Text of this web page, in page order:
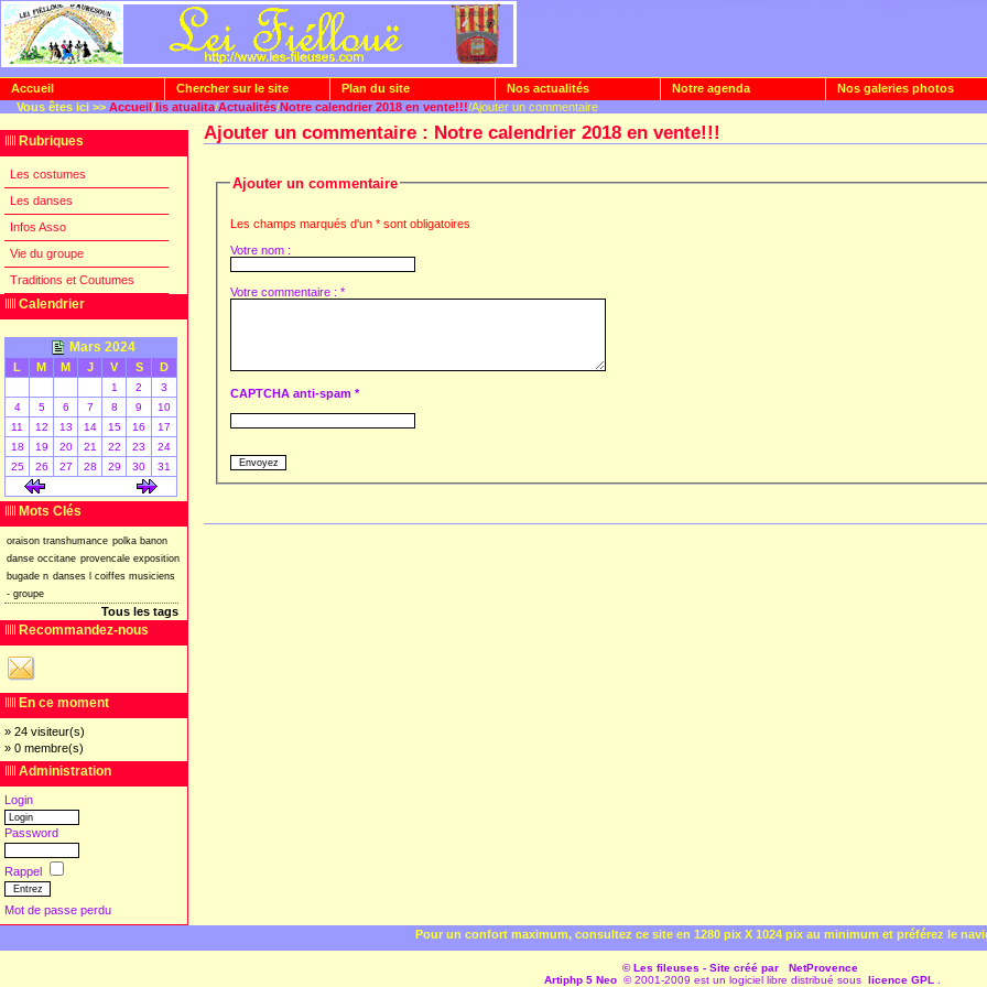
Accueil Chercher sur le site Plan du site Nos actualités Notre agenda Nos galeries photos
Vous êtes ici >> Accueil/lis atualita/Actualités/Notre calendrier 2018 en vente!!!/Ajouter un commentaire
Rubriques
Les costumes
Les danses
Infos Asso
Vie du groupe
Traditions et Coutumes
Calendrier
Mars 2024
L M M J V S D
1 2
3
4
5 6 7 8 9
10
11
12 13 14 15 16
17
18
19 20 21 22 23
24
25
26 27 28 29 30 31
Mots Clés
oraison transhumance polka banon
danse occitane provencale exposition
bugade n danses coiffes musiciens
- groupe
Tous les tags
Recommandez-nous
En ce moment
» 24 visiteur(s)
» 0 membre(s)
Administration
Login
Password
Rappel
Mot de passe perdu
Ajouter un commentaire : Notre calendrier 2018 en vente!!!
Ajouter un commentaire
Les champs marqués d'un * sont obligatoires
Votre nom :
Votre commentaire : *
CAPTCHA anti-spam *
Pour un confort maximum, consultez ce site en 1280 pix X 1024 pix au minimum et préférez le
© Les fileuses - Site créé par
NetProvence
Artiphp 5 Neo © 2001-2009 est un logiciel libre distribué sous licence GPL